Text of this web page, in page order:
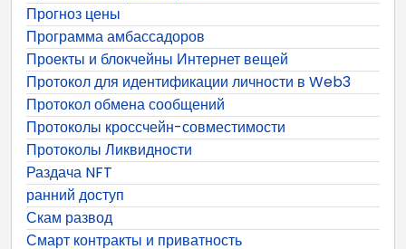
Прогноз цены
Программа амбассадоров
Проекты и блокчейны Интернет вещей
Протокол для идентификации личности в Web3
Протокол обмена сообщений
Протоколы кроссчейн-совместимости
Протоколы Ликвидности
Раздача NFT
ранний доступ
Скам развод
Смарт контракты и приватность